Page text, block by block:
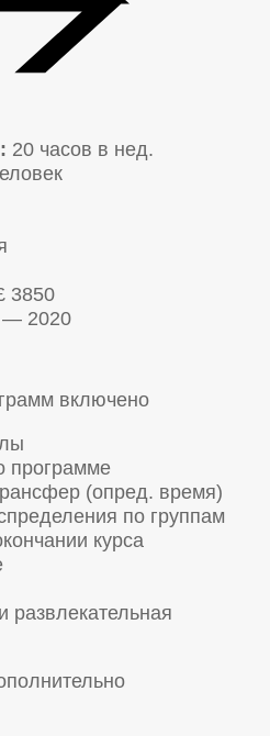
20 часов в нед.
3850
— 2020
включено
программе
(опред. время)
по группам
курса
развлекательная